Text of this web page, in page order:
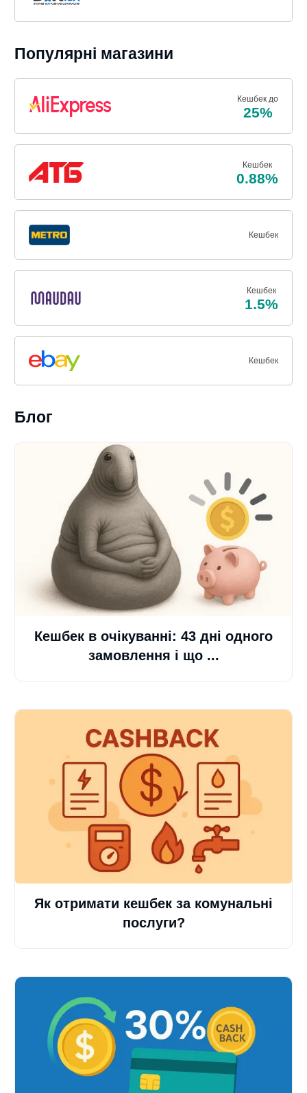
Популярні магазини
Кешбек до
25%
Кешбек
0.88%
Кешбек
Кешбек
1.5%
Кешбек
Блог
Кешбек в очікуванні: 43 дні одного
замовлення і що ...
Як отримати кешбек за комунальні
послуги?